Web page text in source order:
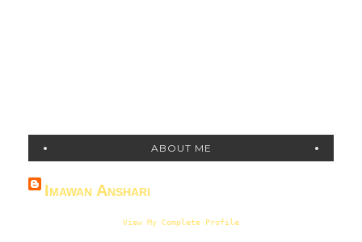
ABOUT ME
Imawan Anshari
View My Complete Profile